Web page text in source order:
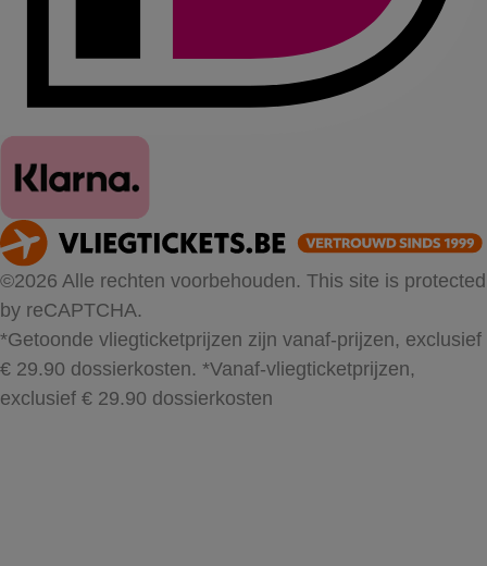
©2026 Alle rechten voorbehouden. This site is protected
by reCAPTCHA.
*Getoonde vliegticketprijzen zijn vanaf-prijzen, exclusief
€ 29.90 dossierkosten. *Vanaf-vliegticketprijzen,
exclusief € 29.90 dossierkosten